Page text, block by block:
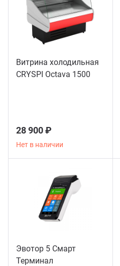
Витрина холодильная
CRYSPI Octava 1500
28 900 ₽
Нет в наличии
Эвотор 5 Смарт
Терминал